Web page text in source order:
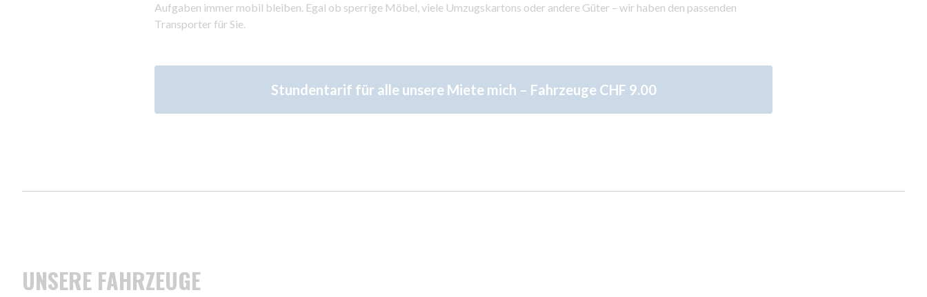
Aufgaben immer mobil bleiben. Egal ob sperrige Möbel, viele Umzugskartons oder andere Güter – wir haben den passenden
Transporter für Sie.
Stundentarif für alle unsere Miete mich – Fahrzeuge CHF 9.00
UNSERE FAHRZEUGE